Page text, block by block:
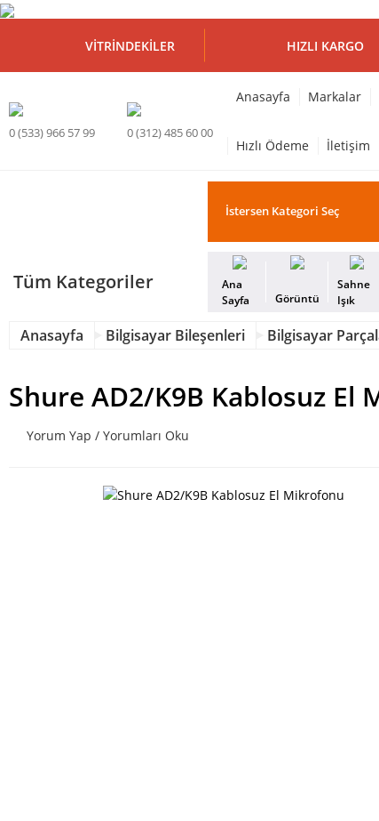
VITRINDEKILER HIZLI KARGO
0 (533) 966 57 99 0 (312) 485 60 00
Anasayfa Markalar
Hızlı Ödeme İletişim
Tüm Kategoriler
Ana
Sayfa
Görüntü
Sahne
Işık
Anasayfa Bilgisayar Bileşenleri Bilgisayar
Shure AD2/K9B Kablosuz El
Yorum Yap / Yorumları Oku